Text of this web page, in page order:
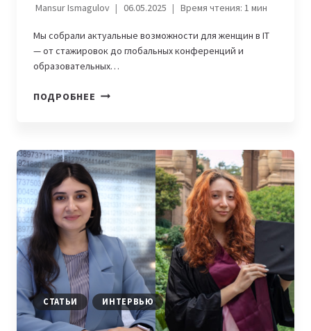
Mansur Ismagulov 06.05.2025 Время чтения: 1мин
Мы собрали актуальные возможности для женщин в IT
— от стажировок до глобальных конференций и
образовательных…
ПОДРОБНЕЕ 6
ЖЕНЩИН
В
IT
НА
МАЙ-
ИЮНЬ
2025
СТАТЬИ ИНТЕРВЬЮ